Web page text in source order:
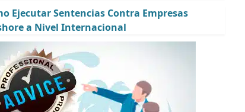
Ejecutar Sentencias Contra Empresas
a Nivel Internacional